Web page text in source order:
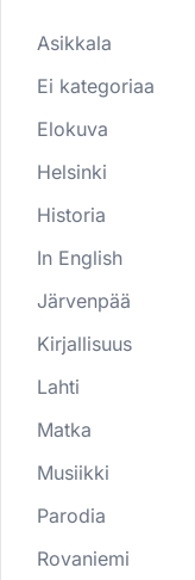
Asikkala
Ei kategoriaa
Elokuva
Helsinki
Historia
In English
Järvenpää
Kirjallisuus
Lahti
Matka
Musiikki
Parodia
Rovaniemi